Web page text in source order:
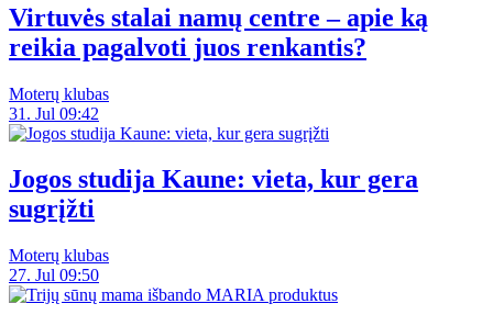
Virtuvės stalai namų centre – apie ką
reikia pagalvoti juos renkantis?
Moterų klubas
31. Jul 09:42
Jogos studija Kaune: vieta, kur gera
sugrįžti
Moterų klubas
27. Jul 09:50